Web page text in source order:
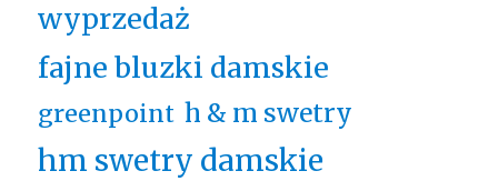
wyprzedaż
fajne bluzki damskie
greenpoint h & m swetry
hm swetry damskie